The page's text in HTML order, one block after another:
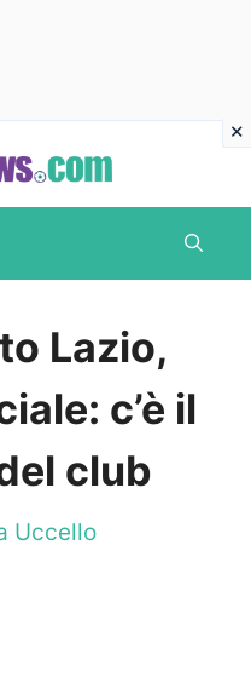
Lazio,
c’è il
club
Uccello